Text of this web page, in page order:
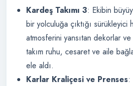
Kardeş Takımı 3: Ekibin
bir yolculuğa çıktığı sürükleyici
atmosferini yansıtan dekorlar
takım ruhu, cesaret ve aile
ele aldı.
Karlar Kraliçesi ve Prenses: